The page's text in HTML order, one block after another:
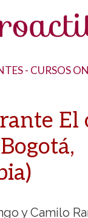
- CURSOS
y Camilo